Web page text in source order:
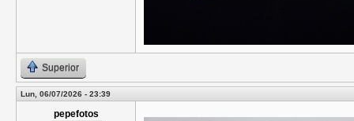
Superior
Lun, 06/07/2026 - 23:39
pepefotos